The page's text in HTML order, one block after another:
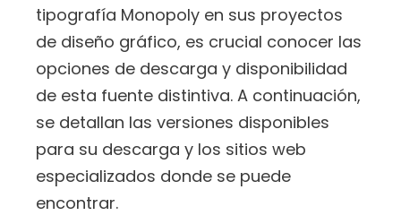
tipografía Monopoly en sus proyectos
de diseño gráfico, es crucial conocer las
opciones de descarga y disponibilidad
de esta fuente distintiva. A continuación,
se detallan las versiones disponibles
para su descarga y los sitios web
especializados donde se puede
encontrar.